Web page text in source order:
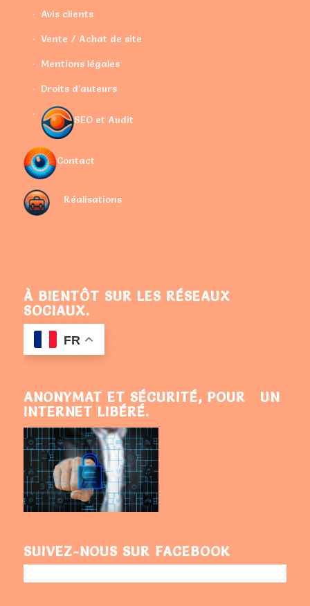
Avis clients
Vente / Achat de site
Mentions légales
Droits d’auteurs
SEO et Audit
Contact
Réalisations
À BIENTÔT SUR LES RÉSEAUX
SOCIAUX.
FR
ANONYMAT ET SÉCURITÉ, POUR UN
INTERNET LIBÉRÉ.
SUIVEZ-NOUS SUR FACEBOOK